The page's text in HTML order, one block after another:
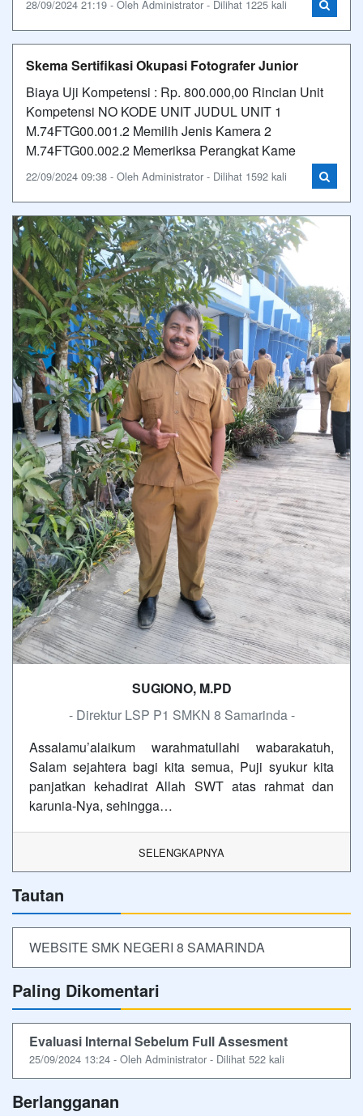
28/09/2024 21:19 - Oleh Administrator - Dilihat 1225 kali
Skema Sertifikasi Okupasi Fotografer Junior
Biaya Uji Kompetensi : Rp. 800.000,00 Rincian Unit
Kompetensi NO KODE UNIT JUDUL UNIT 1
M.74FTG00.001.2 Memilih Jenis Kamera 2
M.74FTG00.002.2 Memeriksa Perangkat Kame
22/09/2024 09:38 - Oleh Administrator - Dilihat 1592 kali
SUGIONO, M.PD
- Direktur LSP P1 SMKN 8 Samarinda -
Assalamu’alaikum warahmatullahi wabarakatuh,
Salam sejahtera bagi kita semua, Puji syukur kita
panjatkan kehadirat Allah SWT atas rahmat dan
karunia-Nya, sehingga…
SELENGKAPNYA
Tautan
WEBSITE SMK NEGERI 8 SAMARINDA
Paling Dikomentari
Evaluasi Internal Sebelum Full Assesment
25/09/2024 13:24 - Oleh Administrator - Dilihat 522 kali
Berlangganan